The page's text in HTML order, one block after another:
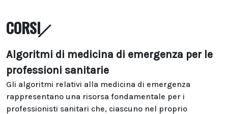
CORSI
Algoritmi di medicina di emergenza per le
professioni sanitarie
Gli algoritmi relativi alla medicina di emergenza
rappresentano una risorsa fondamentale per i
professionisti sanitari che, ciascuno nel proprio